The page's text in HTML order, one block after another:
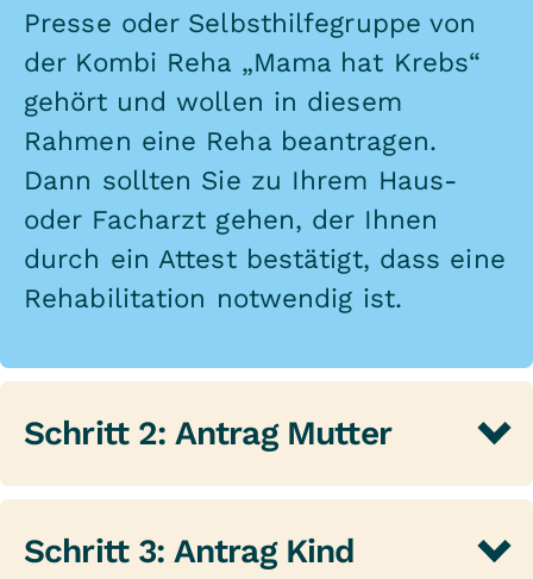
Presse oder Selbsthilfegruppe von
der Kombi Reha „Mama hat Krebs“
gehört und wollen in diesem
Rahmen eine Reha beantragen.
Dann sollten Sie zu Ihrem Haus-
oder Facharzt gehen, der Ihnen
durch ein Attest bestätigt, dass eine
Rehabilitation notwendig ist.
Schritt 2: Antrag Mutter
Das Attest Ihres Haus- oder
Facharztes legen Sie bei der
Schritt 3: Antrag Kind